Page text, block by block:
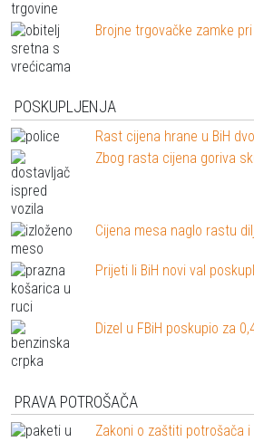
Brojne trgovačke zamke
POSKUPLJENJA
Rast cijena hrane u BiH
Zbog rasta cijena goriva
Cijena mesa naglo rastu
Prijeti li BiH novi val
Dizel u FBiH poskupio za
PRAVA POTROŠAČA
Zakoni o zaštiti potrošača